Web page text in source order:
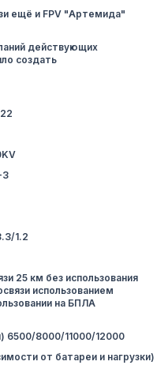
ещё и FPV "Артемида"
действующих
создать
3
1.2
25 км без использования
использованием
на БПЛА
6500/8000/11000/12000
от батареи и нагрузки)